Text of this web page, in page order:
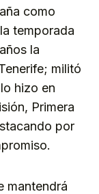
como
temporada
la
militó
hizo en
Primera
por
mantendrá